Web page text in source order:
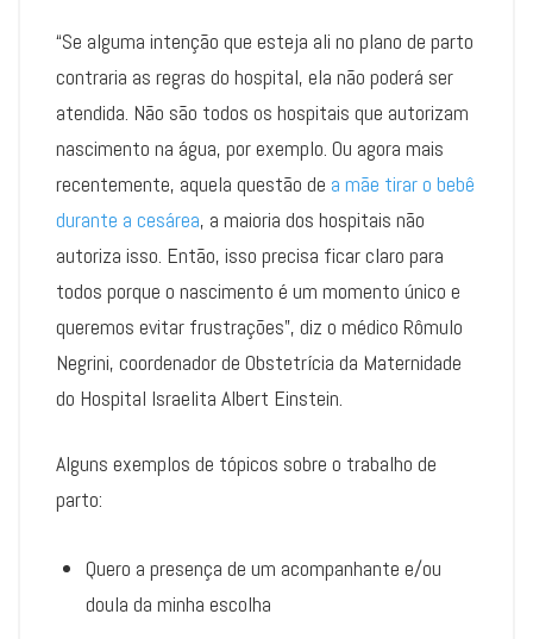
“Se alguma intenção que esteja ali no plano de parto
contraria as regras do hospital, ela não poderá ser
atendida. Não são todos os hospitais que autorizam
nascimento na água, por exemplo. Ou agora mais
recentemente, aquela questão de a mãe tirar o bebê
durante a cesárea, a maioria dos hospitais não
autoriza isso. Então, isso precisa ficar claro para
todos porque o nascimento é um momento único e
queremos evitar frustrações”, diz o médico Rômulo
Negrini, coordenador de Obstetrícia da Maternidade
do Hospital Israelita Albert Einstein.
Alguns exemplos de tópicos sobre o trabalho de
parto:
Quero a presença de um acompanhante e/ou
doula da minha escolha